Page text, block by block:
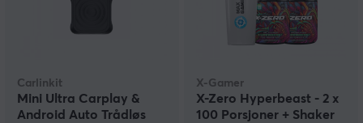
Carlinkit
Mini Ultra Carplay &
Android Auto Trådløs
X-Gamer
X-Zero Hyperbeast - 2 x
100 Porsjoner + Shaker